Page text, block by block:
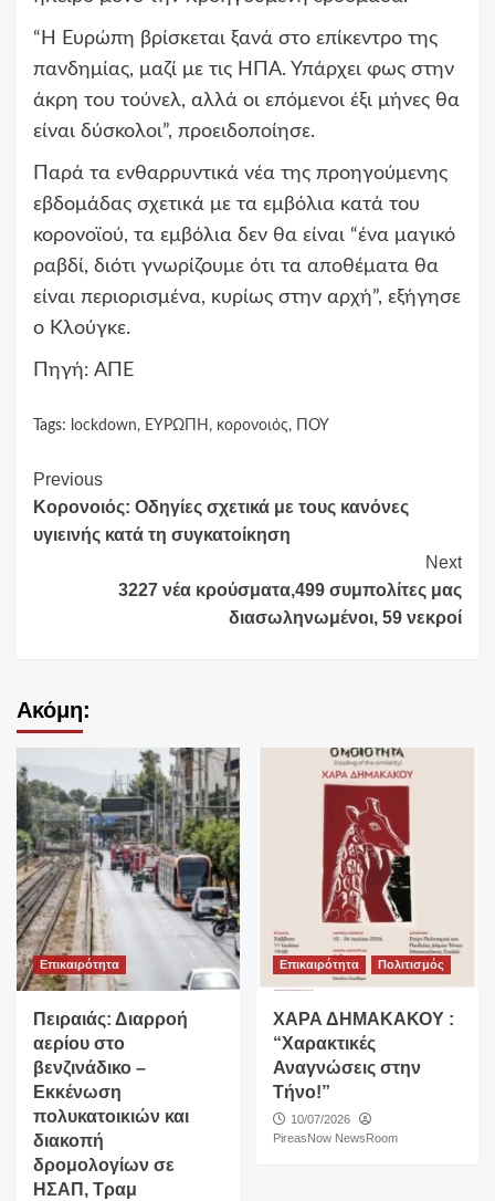
“Η Ευρώπη βρίσκεται ξανά στο επίκεντρο της
πανδημίας, μαζί με τις ΗΠΑ. Υπάρχει φως στην
άκρη του τούνελ, αλλά οι επόμενοι έξι μήνες θα
είναι δύσκολοι”, προειδοποίησε.
Παρά τα ενθαρρυντικά νέα της προηγούμενης
εβδομάδας σχετικά με τα εμβόλια κατά του
κορονοϊού, τα εμβόλια δεν θα είναι “ένα μαγικό
ραβδί, διότι γνωρίζουμε ότι τα αποθέματα θα
είναι περιορισμένα, κυρίως στην αρχή”, εξήγησε
ο Κλούγκε.
Πηγή: ΑΠΕ
Tags: lockdown, ΕΥΡΩΠΗ , κορονοιός, ΠΟΥ
Continue
Reading
Previous
Κορονοιός: Οδηγίες σχετικά με τους κανόνες
υγιεινής κατά τη συγκατοίκηση
Next
3227 νέα κρούσματα,499 συμπολίτες μας
διασωληνωμένοι, 59 νεκροί
Ακόμη:
Επικαιρότητα
Πειραιάς: Διαρροή
αερίου στο
βενζινάδικο –
Εκκένωση
πολυκατοικιών και
διακοπή
δρομολογίων σε
ΗΣΑΠ, Τραμ
Επικαιρότητα Πολιτισμός
ΧΑΡΑ ΔΗΜΑΚΑΚΟΥ :
“Χαρακτικές
Αναγνώσεις στην
Τήνο!”
10/07/2026
PireasNow NewsRoom